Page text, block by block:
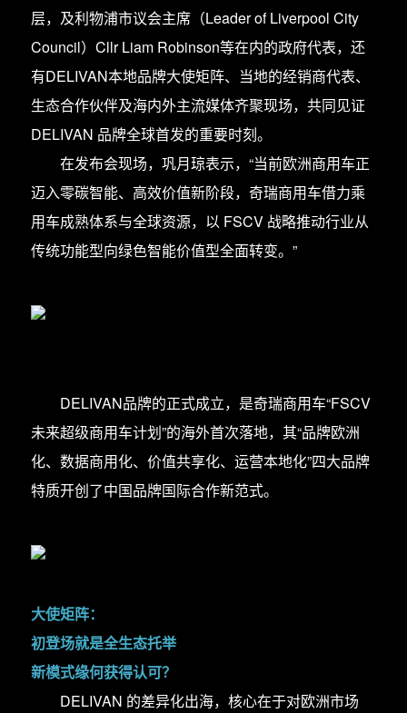
层，及利物浦市议会主席（Leader of Liverpool City
Council）Cllr Liam Robinson等在内的政府代表，还
有DELIVAN本地品牌大使矩阵、当地的经销商代表、
生态合作伙伴及海内外主流媒体齐聚现场，共同见证
DELIVAN 品牌全球首发的重要时刻。
在发布会现场，巩月琼表示，“当前欧洲商用车正
迈入零碳智能、高效价值新阶段，奇瑞商用车借力乘
用车成熟体系与全球资源，以 FSCV 战略推动行业从
传统功能型向绿色智能价值型全面转变。”
DELIVAN品牌的正式成立，是奇瑞商用车“FSCV
未来超级商用车计划”的海外首次落地，其“品牌欧洲
化、数据商用化、价值共享化、运营本地化”四大品牌
特质开创了中国品牌国际合作新范式。
大使矩阵：
初登场就是全生态托举
新模式缘何获得认可？
DELIVAN 的差异化出海，核心在于对欧洲市场